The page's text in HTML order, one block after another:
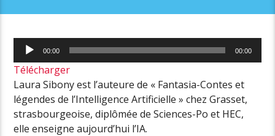
Lecteur
audio
00:00 00:00
Télécharger
Laura Sibony est l’auteure de « Fantasia-Contes et
légendes de l’Intelligence Artificielle » chez Grasset,
strasbourgeoise, diplômée de Sciences-Po et HEC,
elle enseigne aujourd’hui l’IA.